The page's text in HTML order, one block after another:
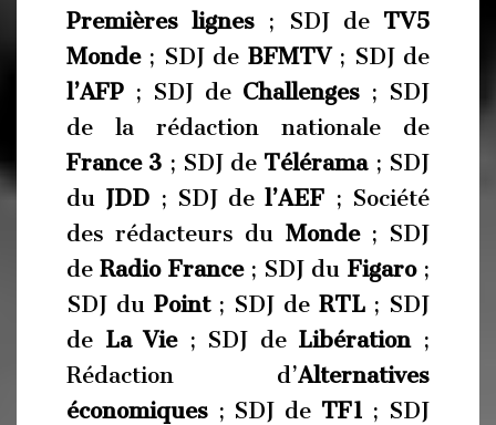
Premières lignes ; SDJ de TV5
Monde; SDJ de BFMTV; SDJ de
l’AFP ; SDJ de Challenges ; SDJ
de la rédaction nationale de
France 3 ; SDJ de Télérama; SDJ
du JDD ; SDJ del’AEF ; Société
des rédacteurs du Monde; SDJ
deRadio France; SDJ du Figaro;
SDJ du Point; SDJ de RTL; SDJ
de La Vie; SDJ de Libération;
Rédaction d’Alternatives
économiques ; SDJ de TF1 ; SDJ